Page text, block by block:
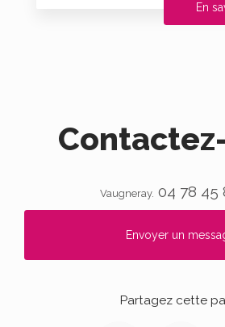
En
Vaugneray. 04 78 45
Envoyer un
Partagez cette